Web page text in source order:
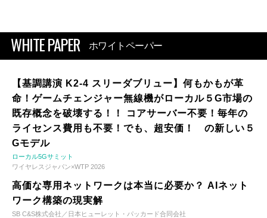
WHITE PAPER ホワイトペーパー
【基調講演 K2-4 スリーダブリュー】何もかもが革
命！ゲームチェンジャー無線機がローカル５G市場の
既存概念を破壊する！！ コアサーバー不要！毎年の
ライセンス費用も不要！でも、超安価！ の新しい５
Gモデル
ローカル5Gサミット
ワイヤレスジャパン×WTP 2026
高価な専用ネットワークは本当に必要か？ AIネット
ワーク構築の現実解
SB C&S株式会社／日本ヒューレット・パッカード合同会社